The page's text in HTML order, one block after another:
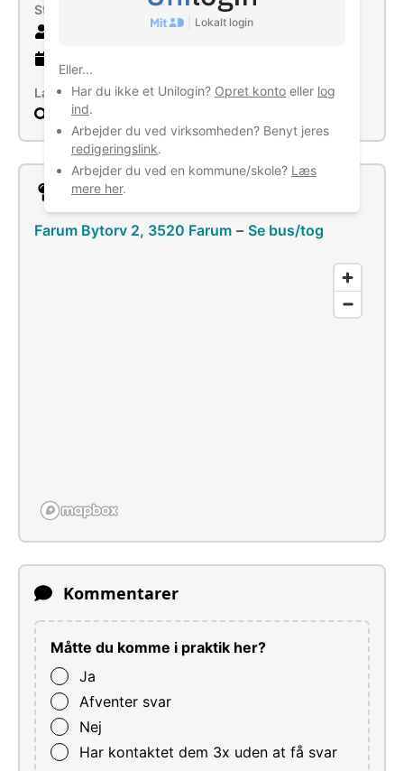
Lokalt login
Eller...
Har du ikke et Unilogin? Opret konto eller log
ind.
Arbejder du ved virksomheden? Benyt jeres
redigeringslink.
Arbejder du ved en kommune/skole? Læs
mere her.
Størrelse
Læs mere
Søg
Lokation
Farum Bytorv 2, 3520 Farum – Se bus/tog
Kommentarer
Måtte du komme i praktik her?
Ja
Afventer svar
Nej
Har kontaktet dem 3x uden at få svar